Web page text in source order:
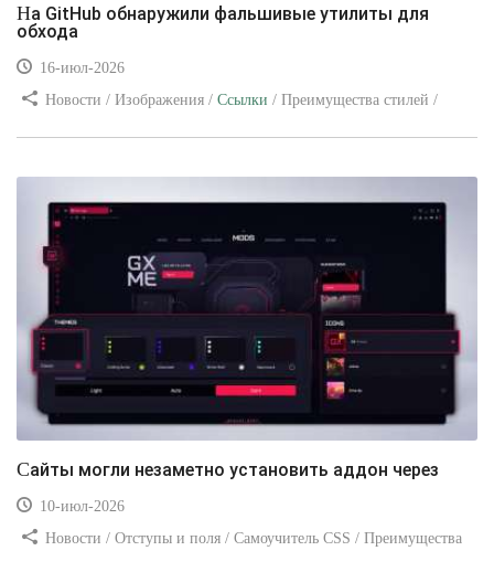
На GitHub обнаружили фальшивые утилиты для
обхода
16-июл-2026
Новости / Изображения / Ссылки / Преимущества стилей /
Сайты могли незаметно установить аддон через
10-июл-2026
Новости / Отступы и поля / Самоучитель CSS / Преимущества